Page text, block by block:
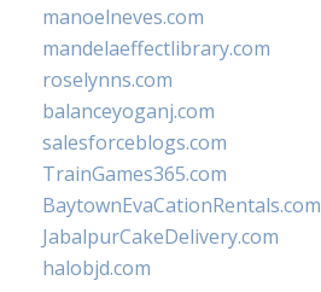
manoelneves.com
mandelaeffectlibrary.com
roselynns.com
balanceyoganj.com
salesforceblogs.com
TrainGames365.com
BaytownEvaCationRentals.com
JabalpurCakeDelivery.com
halobjd.com